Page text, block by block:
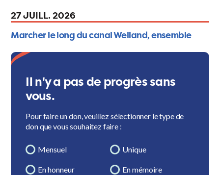
27 JUILL. 2026
Marcher le long du canal Welland, ensemble
Il n'y a pas de progrès sans
vous.
Pour faire un don, veuillez sélectionner le type de
don que vous souhaitez faire :
Mensuel Unique
En honneur En mémoire